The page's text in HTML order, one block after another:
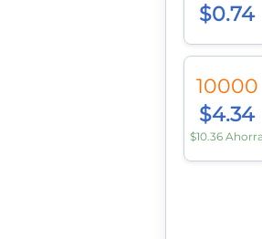
$0.74
10000
$4.34
$10.36 Ahorra